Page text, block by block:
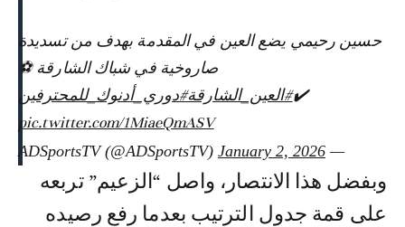
حسين رحيمي يضع العين في المقدمة بهدف من تسديدة
صاروخية في شباك الشارقة ⚽
✔️#العين_الشارقة#دوري_أدنوك_للمحترفين
pic.twitter.com/1MiaeQmASV
— ADSportsTV (@ADSportsTV)
January 2, 2026
وبفضل هذا الانتصار، واصل “الزعيم” تربعه
على قمة جدول الترتيب بعدما رفع رصيده